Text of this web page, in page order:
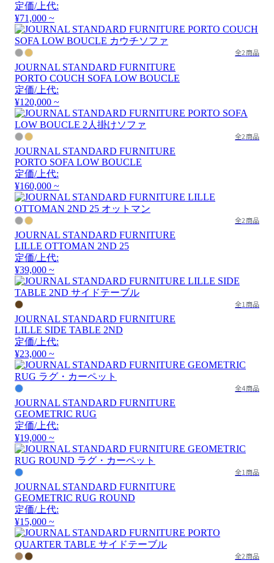
定価/上代:
¥71,000 ~
全2商品
JOURNAL STANDARD FURNITURE
PORTO COUCH SOFA LOW BOUCLE
定価/上代:
¥120,000 ~
全2商品
JOURNAL STANDARD FURNITURE
PORTO SOFA LOW BOUCLE
定価/上代:
¥160,000 ~
全2商品
JOURNAL STANDARD FURNITURE
LILLE OTTOMAN 2ND 25
定価/上代:
¥39,000 ~
全1商品
JOURNAL STANDARD FURNITURE
LILLE SIDE TABLE 2ND
定価/上代:
¥23,000 ~
全4商品
JOURNAL STANDARD FURNITURE
GEOMETRIC RUG
定価/上代:
¥19,000 ~
全1商品
JOURNAL STANDARD FURNITURE
GEOMETRIC RUG ROUND
定価/上代:
¥15,000 ~
全2商品